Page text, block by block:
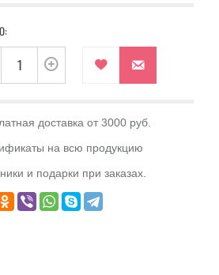
доставка от 3000 руб.
на всю продукцию
и подарки при заказах.